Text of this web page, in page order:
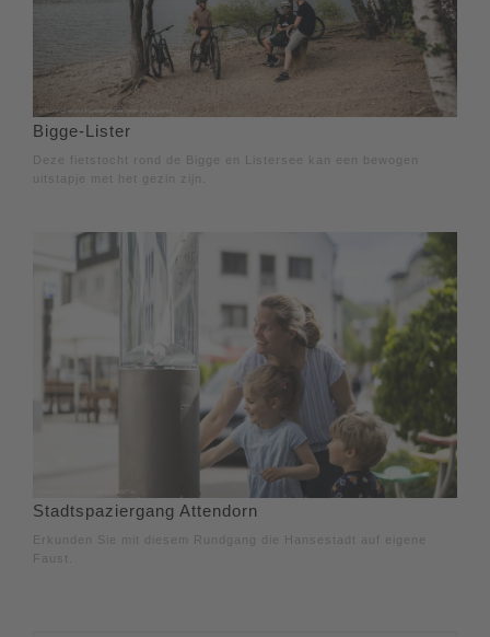
Bigge-Lister
Deze fietstocht rond de Bigge en Listersee kan een bewogen
uitstapje met het gezin zijn.
Stadtspaziergang Attendorn
Erkunden Sie mit diesem Rundgang die Hansestadt auf eigene
Faust.